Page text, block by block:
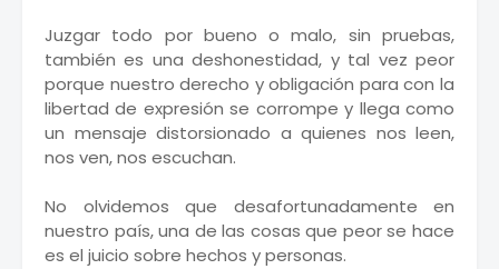
Juzgar todo por bueno o malo, sin pruebas,
también es una deshonestidad, y tal vez peor
porque nuestro derecho y obligación para con la
libertad de expresión se corrompe y llega como
un mensaje distorsionado a quienes nos leen,
nos ven, nos escuchan.
No olvidemos que desafortunadamente en
nuestro país, una de las cosas que peor se hace
es el juicio sobre hechos y personas.